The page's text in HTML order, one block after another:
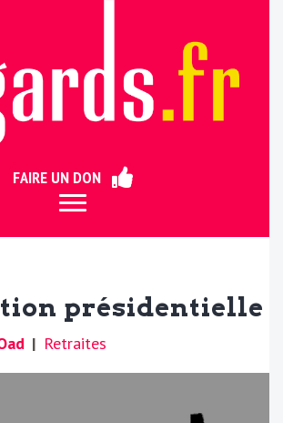
FAIRE UN DON
présidentielle
| Retraites